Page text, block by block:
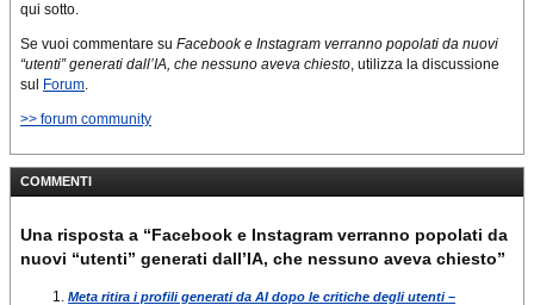
qui sotto.
Se vuoi commentare su Facebook e Instagram verranno popolati da nuovi
“utenti” generati dall’IA, che nessuno aveva chiesto , utilizza la discussione
sul Forum
>> forum community
COMMENTI
Una risposta a “Facebook e Instagram verranno popolati da
nuovi “utenti” generati dall’IA, che nessuno aveva chiesto”
Meta ritira i profili generati da AI dopo le critiche degli utenti –